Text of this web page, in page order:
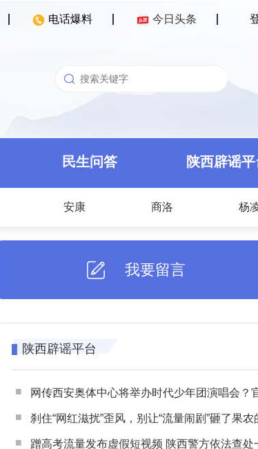
电话爆料 今日头条
民生问答 陕西辟谣
安康 商洛 杨
我要留言
陕西辟谣平台
网传西安奥体中心将举办时代少年团演唱会？官方回应：纯
刹住“网红滋扰”歪风，别让“流量闹剧”砸了果农
蹭高考流量发布虚假短视频 陕西警方依法查处一起涉高考网络